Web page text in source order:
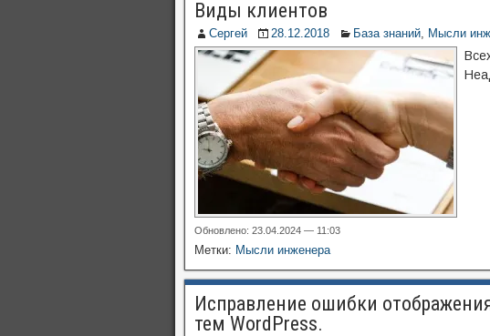
Виды клиентов
Сергей 28.12.2018 База знаний, Мысли
Обновлено: 23.04.2024 — 11:03
Метки: Мысли инженера
Исправление ошибки
тем WordPress.